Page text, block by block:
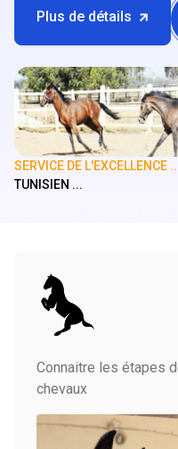
Plus de détails
SERVICE DE L'EXCELLENCE
TUNISIEN ...
Connaitre les étapes
chevaux